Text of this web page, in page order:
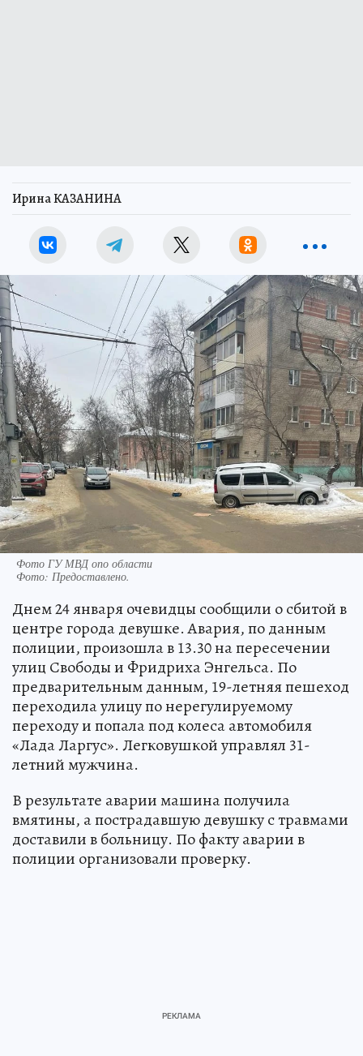
Ирина КАЗАНИНА
Фото ГУ МВД опо области
Фото: Предоставлено.
Днем 24 января очевидцы сообщили о сбитой в
центре города девушке. Авария, по данным
полиции, произошла в 13.30 на пересечении
улиц Свободы и Фридриха Энгельса. По
предварительным данным, 19-летняя пешеход
переходила улицу по нерегулируемому
переходу и попала под колеса автомобиля
«Лада Ларгус». Легковушкой управлял 31-
летний мужчина.
В результате аварии машина получила
вмятины, а пострадавшую девушку с травмами
доставили в больницу. По факту аварии в
полиции организовали проверку.